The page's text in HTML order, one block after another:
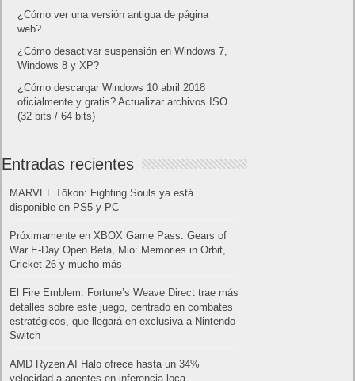
¿Cómo ver una versión antigua de página
web?
¿Cómo desactivar suspensión en Windows 7,
Windows 8 y XP?
¿Cómo descargar Windows 10 abril 2018
oficialmente y gratis? Actualizar archivos ISO
(32 bits / 64 bits)
Entradas recientes
MARVEL Tōkon: Fighting Souls ya está
disponible en PS5 y PC
Próximamente en XBOX Game Pass: Gears of
War E-Day Open Beta, Mio: Memories in Orbit,
Cricket 26 y mucho más
El Fire Emblem: Fortune’s Weave Direct trae más
detalles sobre este juego, centrado en combates
estratégicos, que llegará en exclusiva a Nintendo
Switch
AMD Ryzen AI Halo ofrece hasta un 34%
velocidad a agentes en inferencia loca